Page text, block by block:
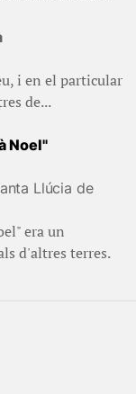
i en el particular
de...
Noel"
Llúcia de
era un
d'altres terres.